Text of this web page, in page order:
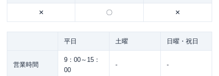
✕ 〇 ✕
平日 土曜 日曜・祝日
営業時間
9：00～15：
00
- -